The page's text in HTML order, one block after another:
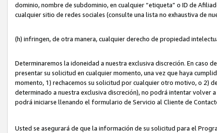
dominio, nombre de subdominio, en cualquier “etiqueta” o ID de
cualquier sitio de redes sociales (consulte una lista no exhaustiva de
(h) infringen, de otra manera, cualquier derecho de propiedad
Determinaremos la idoneidad a nuestra exclusiva discreción. En caso
presentar su solicitud en cualquier momento, una vez que haya
momento, 1) rechacemos su solicitud por cualquier otro motivo, o 2)
determinado a nuestra exclusiva discreción), no podrá intentar volver
podrá iniciarse llenando el formulario de Servicio al Cliente de
Usted se asegurará de que la información de su solicitud para el